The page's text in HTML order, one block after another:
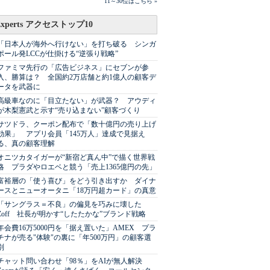
アクセストップ10
日本人が海外へ行けない」を打ち破る シンガ
ール発LCCが仕掛ける“逆張り戦略”
ァミマ先行の「広告ビジネス」にセブンが参
、勝算は？ 全国約2万店舗と約1億人の顧客デ
タを武器に
級車なのに「目立たない」が武器？ アウディ
木梨憲武と示す“売り込まない”顧客づくり
ツドラ、クーポン配布で「数十億円の売り上げ
果」 アプリ会員「145万人」達成で見据え
、真の顧客理解
ニツカタイガーが“新宿ど真ん中”で描く世界戦
プラダやロエベと競う「売上1365億円の先」
裕層の「使う喜び」をどう引き出すか ダイナ
スとニューオータニ「18万円超カード」の真意
サングラス＝不良」の偏見を巧みに壊した
社長が明かす“したたかな”ブランド戦略
会費16万5000円を「据え置いた」AMEX プラ
ナが売る"体験"の裏に「年500万円」の顧客選
ャット問い合わせ「98％」をAIが無人解決